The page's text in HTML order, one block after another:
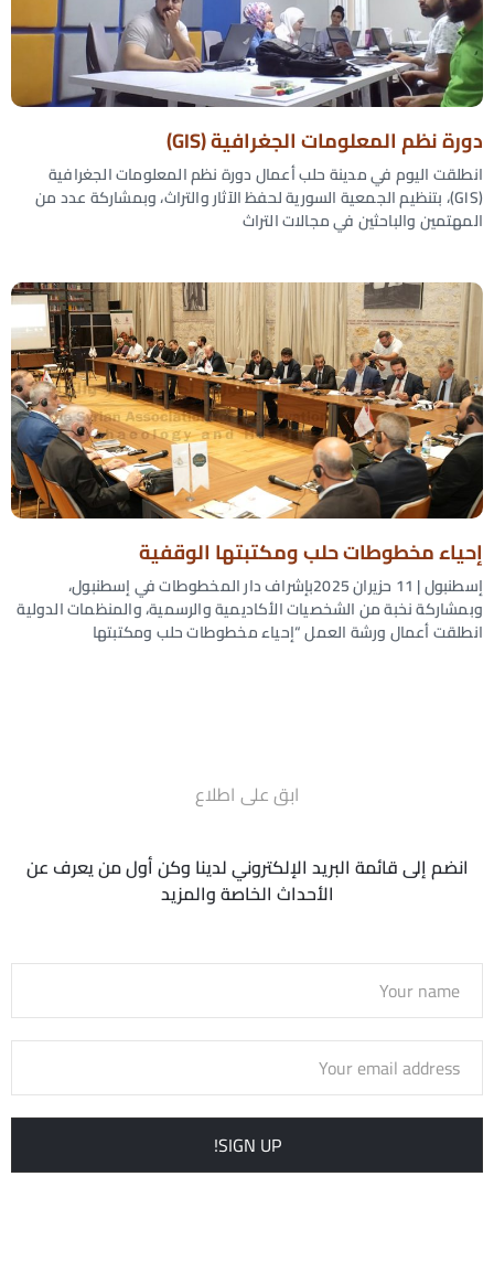
دورة نظم المعلومات الجغرافية (GIS)
انطلقت اليوم في مدينة حلب أعمال دورة نظم المعلومات الجغرافية
(GIS)، بتنظيم الجمعية السورية لحفظ الآثار والتراث، وبمشاركة عدد من
المهتمين والباحثين في مجالات التراث
إحياء مخطوطات حلب ومكتبتها الوقفية
إسطنبول | 11 حزيران 2025بإشراف دار المخطوطات في إسطنبول،
وبمشاركة نخبة من الشخصيات الأكاديمية والرسمية، والمنظمات الدولية
انطلقت أعمال ورشة العمل “إحياء مخطوطات حلب ومكتبتها
ابق على اطلاع
انضم إلى قائمة البريد الإلكتروني لدينا وكن أول من يعرف عن
الأحداث الخاصة والمزيد